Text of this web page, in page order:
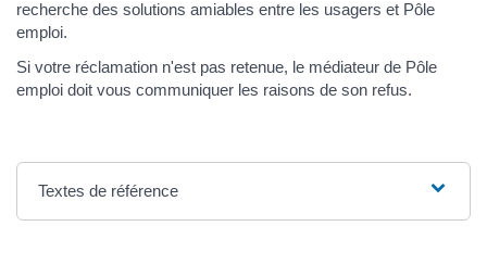
recherche des solutions amiables entre les usagers et Pôle
emploi.
Si votre réclamation n'est pas retenue, le médiateur de Pôle
emploi doit vous communiquer les raisons de son refus.
Textes de référence